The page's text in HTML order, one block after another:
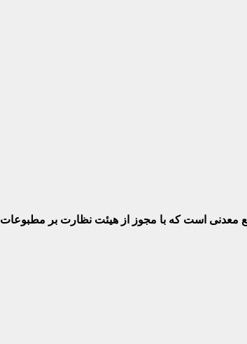
معدنی‌ است که با مجوز از هیئت نظارت بر مطبوعات